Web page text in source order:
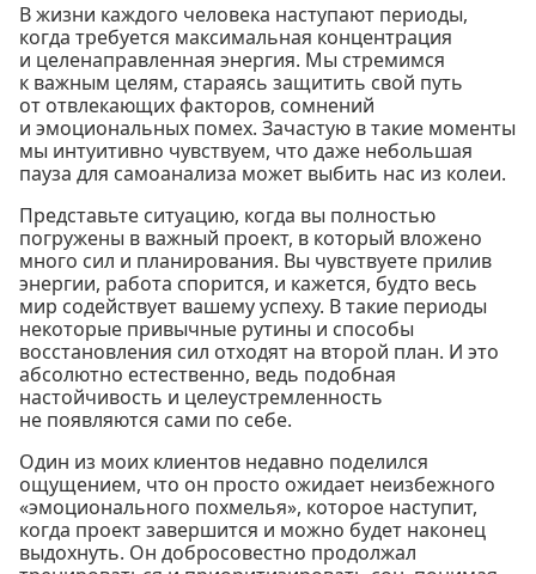
В жизни каждого человека наступают периоды,
когда требуется максимальная концентрация
и целенаправленная энергия. Мы стремимся
к важным целям, стараясь защитить свой путь
от отвлекающих факторов, сомнений
и эмоциональных помех. Зачастую в такие моменты
мы интуитивно чувствуем, что даже небольшая
пауза для самоанализа может выбить нас из колеи.
Представьте ситуацию, когда вы полностью
погружены в важный проект, в который вложено
много сил и планирования. Вы чувствуете прилив
энергии, работа спорится, и кажется, будто весь
мир содействует вашему успеху. В такие периоды
некоторые привычные рутины и способы
восстановления сил отходят на второй план. И это
абсолютно естественно, ведь подобная
настойчивость и целеустремленность
не появляются сами по себе.
Один из моих клиентов недавно поделился
ощущением, что он просто ожидает неизбежного
«эмоционального похмелья», которое наступит,
когда проект завершится и можно будет наконец
выдохнуть. Он добросовестно продолжал